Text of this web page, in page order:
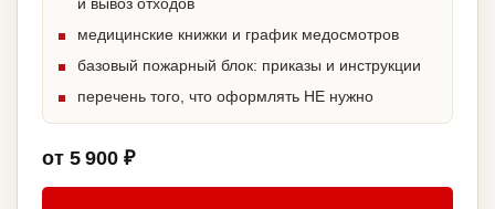
медицинские книжки и график медосмотров
базовый пожарный блок: приказы и инструкции
перечень того, что оформлять НЕ нужно
от 5 900 ₽